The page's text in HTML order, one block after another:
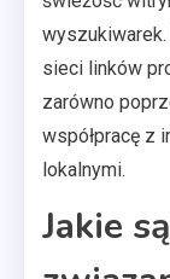
sieci linków
zarówno
współpracę z
lokalnymi.
Jakie